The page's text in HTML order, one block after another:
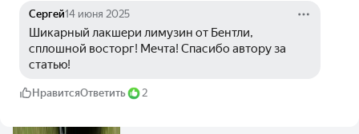
Сергей14 июня 2025
Шикарный лакшери лимузин от Бентли,
сплошной восторг! Мечта! Спасибо автору за
статью!
НравитсяОтветить 2